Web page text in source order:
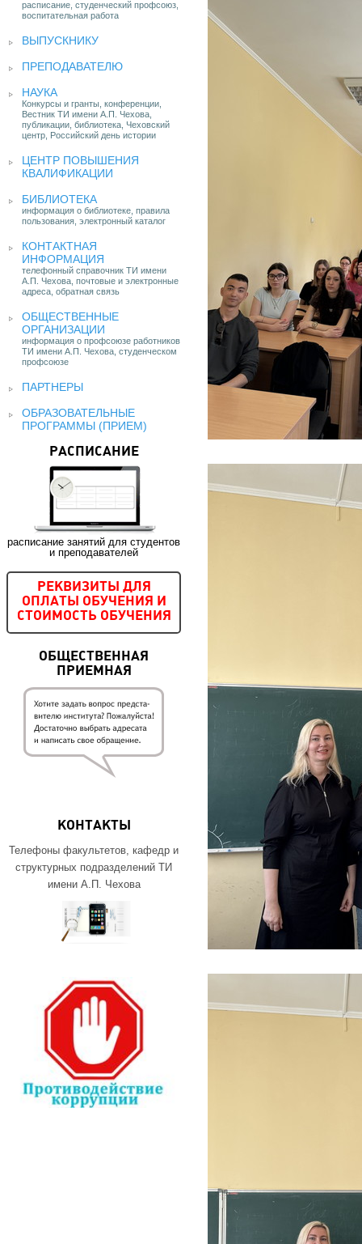
расписание, студенческий профсоюз,
воспитательная работа
ВЫПУСКНИКУ
ПРЕПОДАВАТЕЛЮ
НАУКА
Конкурсы и гранты, конференции,
Вестник ТИ имени А.П. Чехова,
публикации, библиотека, Чеховский
центр, Российский день истории
ЦЕНТР ПОВЫШЕНИЯ
КВАЛИФИКАЦИИ
БИБЛИОТЕКА
информация о библиотеке, правила
пользования, электронный каталог
КОНТАКТНАЯ
ИНФОРМАЦИЯ
телефонный справочник ТИ имени
А.П. Чехова, почтовые и электронные
адреса, обратная связь
ОБЩЕСТВЕННЫЕ
ОРГАНИЗАЦИИ
информация о профсоюзе работников
ТИ имени А.П. Чехова, студенческом
профсоюзе
ПАРТНЕРЫ
ОБРАЗОВАТЕЛЬНЫЕ
ПРОГРАММЫ (ПРИЕМ)
РАСПИСАНИЕ
расписание занятий для студентов
и преподавателей
РЕКВИЗИТЫ ДЛЯ
ОПЛАТЫ ОБУЧЕНИЯ И
СТОИМОСТЬ ОБУЧЕНИЯ
ОБЩЕСТВЕННАЯ
ПРИЕМНАЯ
КОНТАКТЫ
Телефоны факультетов, кафедр и
структурных подразделений ТИ
имени А.П. Чехова